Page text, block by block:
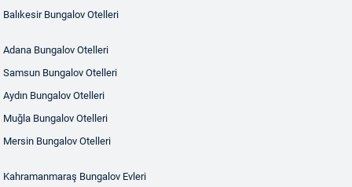
Balıkesir Bungalov Otelleri
Adana Bungalov Otelleri
Samsun Bungalov Otelleri
Aydın Bungalov Otelleri
Muğla Bungalov Otelleri
Mersin Bungalov Otelleri
Kahramanmaraş Bungalov Evleri